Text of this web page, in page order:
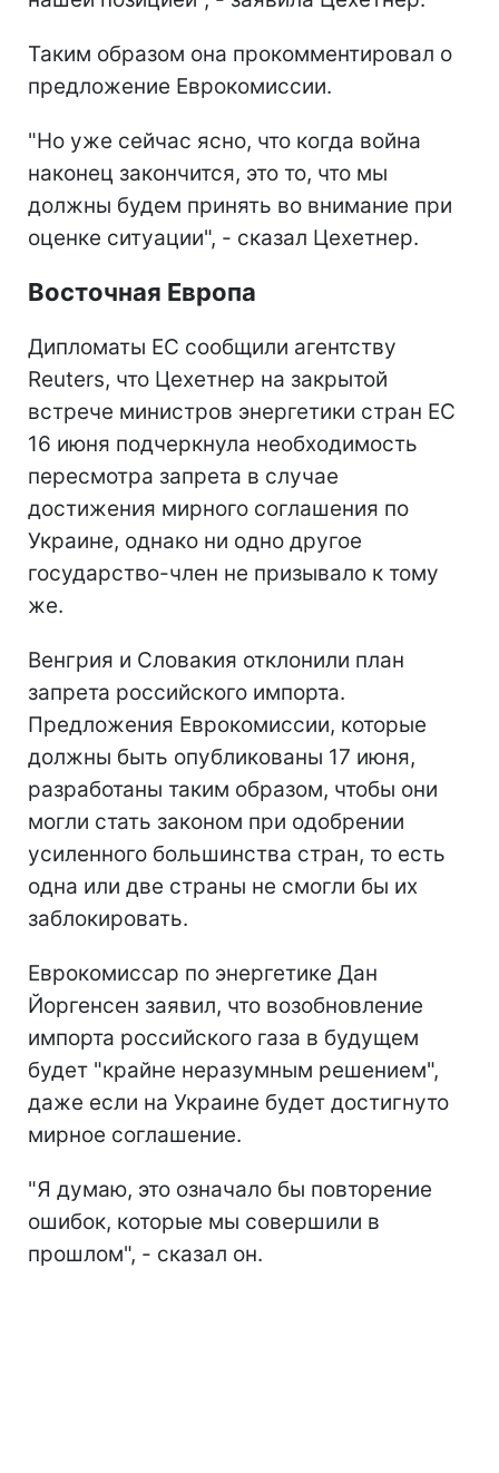
Таким образом она прокомментировал о
предложение Еврокомиссии.
"Но уже сейчас ясно, что когда война
наконец закончится, это то, что мы
должны будем принять во внимание при
оценке ситуации", - сказал Цехетнер.
Восточная Европа
Дипломаты ЕС сообщили агентству
Reuters, что Цехетнер на закрытой
встрече министров энергетики стран ЕС
16 июня подчеркнула необходимость
пересмотра запрета в случае
достижения мирного соглашения по
Украине, однако ни одно другое
государство-член не призывало к тому
же.
Венгрия и Словакия отклонили план
запрета российского импорта.
Предложения Еврокомиссии, которые
должны быть опубликованы 17 июня,
разработаны таким образом, чтобы они
могли стать законом при одобрении
усиленного большинства стран, то есть
одна или две страны не смогли бы их
заблокировать.
Еврокомиссар по энергетике Дан
Йоргенсен заявил, что возобновление
импорта российского газа в будущем
будет "крайне неразумным решением",
даже если на Украине будет достигнуто
мирное соглашение.
"Я думаю, это означало бы повторение
ошибок, которые мы совершили в
прошлом", - сказал он.